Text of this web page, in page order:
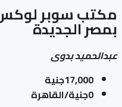
مكتب سوبر لوكس
بمصر الجديدة
عبدالحميد بدوى
17,000جنية
0جنية/القاهرة